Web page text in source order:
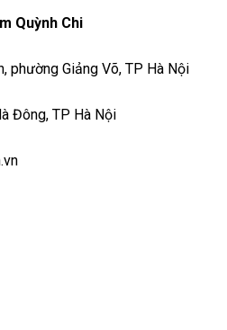
Quỳnh Chi
phường Giảng Võ, TP Hà Nội
Đông, TP Hà Nội